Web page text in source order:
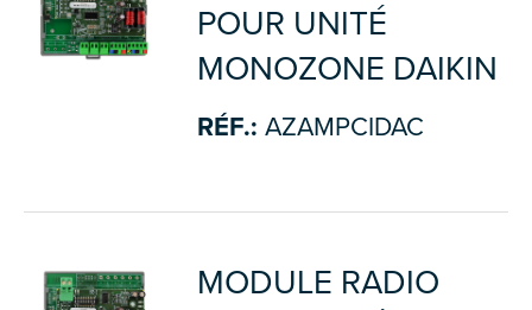
POUR UNITÉ
MONOZONE DAIKIN
RÉF.: AZAMPCIDAC
MODULE RADIO